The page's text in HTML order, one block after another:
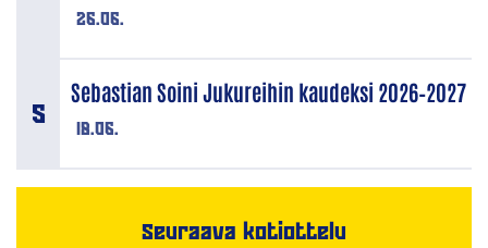
26.06.
18.06.
Sebastian Soini Jukureihin kaudeksi 2026–2027
Seuraava kotiottelu